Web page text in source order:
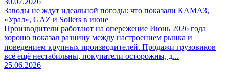
Заводы не ждут идеальной погоды: что показали КАМАЗ,
«Урал», GAZ и Sollers в июне
Производители работают на опережение Июнь 2026 года
хорошо показал разницу между настроением рынка и
поведением крупных производителей. Продажи грузовиков
всё ещё нестабильны, покупатели осторожны, д...
25.06.2026